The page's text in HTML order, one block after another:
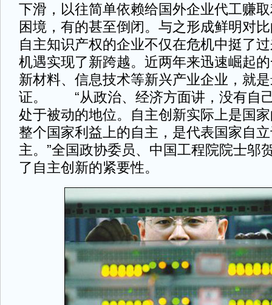
下滑，以往简单依赖给国外企业代工赚
困境，有的甚至倒闭。与之形成鲜明对
自主知识产权的企业不仅在危机中挺了
机遇实现了新跨越。近两年来迅速崛起
新材料、信息技术等新兴产业企业，就
证。 “从政治、经济方面讲，没有自
处于被动的地位。自主创新实际上是国
整个国家利益上的自主，是代表国家自
主。”全国政协委员、中国工程院院士邬
了自主创新的紧要性。